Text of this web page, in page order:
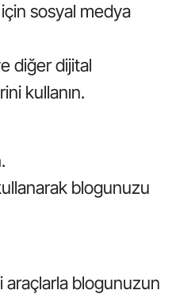
sosyal medya
diğer dijital
kullanın.
blogunuzu
araçlarla blogunuzun